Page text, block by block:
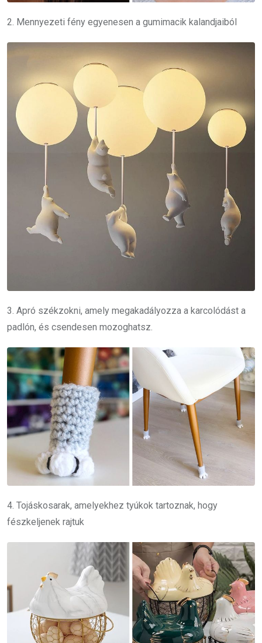
2. Mennyezeti fény egyenesen a gumimacik kalandjaiból
3. Apró székzokni, amely megakadályozza a karcolódást a
padlón, és csendesen mozoghatsz.
4. Tojáskosarak, amelyekhez tyúkok tartoznak, hogy
fészkeljenek rajtuk